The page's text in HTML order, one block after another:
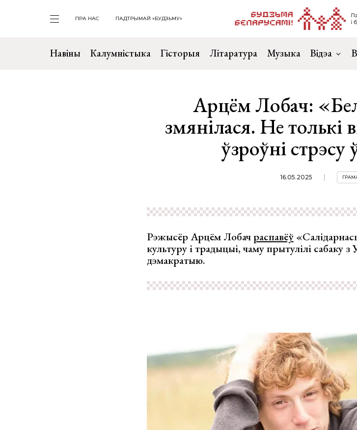
ПРА НАС ПАДТРЫМАЙ «БУДЗЬМУ»
Навіны Калумністыка Гісторыя Літаратура Музыка Відэа
Арцём Лобач:
змянілася. Не толькі
ўзроўні
16.05.2025
Рэжысёр Арцём Лобач распавёў
культуру і традыцыі, чаму прытулілі сабаку
дэмакратыю.